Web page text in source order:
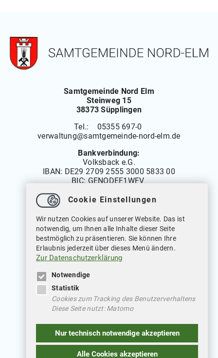
Samtgemeinde Nord Elm
Steinweg 15
38373 Süpplingen
Tel.: 05355 697-0
verwaltung@samtgemeinde-nord-elm.de
Bankverbindung:
Volksback e.G.
IBAN: DE29 2709 2555 3000 5833 00
BIC: GENODEF1WFV
Montag bis Freitag: 08.00 bis 12.00 Uhr
Dienstags auch von: 14.00 bis 18.00 Uhr
Mittwochs geschlossen
Datenschutz
Impressum
Cookie Einstellungen
Wir nutzen Cookies auf unserer Website. Das ist
notwendig, um Ihnen alle Inhalte dieser Seite
bestmöglich zu präsentieren. Sie können Ihre
Erlaubnis jederzeit über dieses Menü ändern.
Zur Datenschutzerklärung
Notwendige
Statistik
Cookies zum Tracking des Benutzerverhaltens
Diese Seite nutzt: Matomo
Nur technisch notwendige akzeptieren
Alle Cookies akzeptieren